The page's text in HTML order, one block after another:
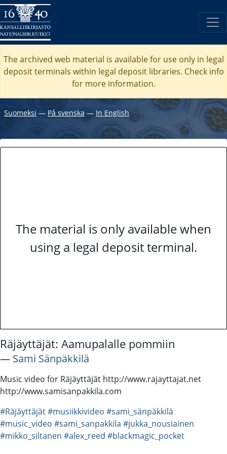
The archived web material is available for use only in legal
deposit terminals within legal deposit libraries. Check info
for more information.
Suomeksi ― På svenska― In English
The material is only available when
using a legal deposit terminal.
Räjäyttäjät: Aamupalalle pommiin
― Sami Sänpäkkilä
Music video for Räjäyttäjät http://www.rajayttajat.net
http://www.samisanpakkila.com
#Räjäyttäjät#musiikkivideo #sami_sänpäkkilä
#music_video #sami_sanpakkila #jukka_nousiainen
#mikko_siltanen #alex_reed #blackmagic_pocket